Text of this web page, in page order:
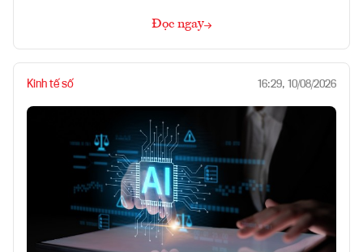
Đọc ngay
Kinh tế số 16:29, 10/08/2026